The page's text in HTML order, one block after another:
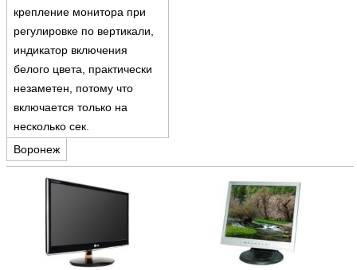
крепление монитора при
регулировке по вертикали,
индикатор включения
белого цвета, практически
незаметен, потому что
включается только на
несколько сек.
Воронеж